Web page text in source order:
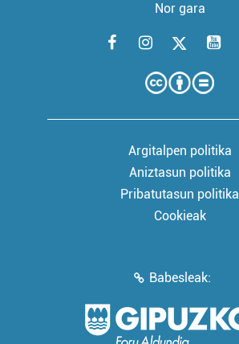
Nor gara
Argitalpen politika
Aniztasun politika
Pribatutasun politika
Cookieak
Babesleak: